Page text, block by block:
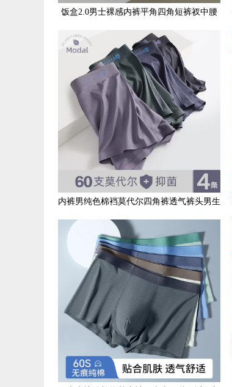
饭盒2.0男士裸感内裤平角四角短裤衩中腰
情侣内裤莫代尔男内裤女
内裤男纯色棉裆莫代尔四角裤透气裤头男生
平角裤潮流青年短裤